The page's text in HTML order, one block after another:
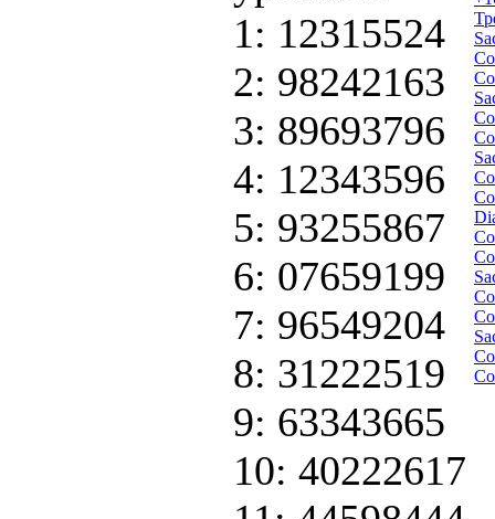
1: 12315524
2: 98242163
3: 89693796
4: 12343596
5: 93255867
6: 07659199
7: 96549204
8: 31222519
9: 63343665
10: 40222617